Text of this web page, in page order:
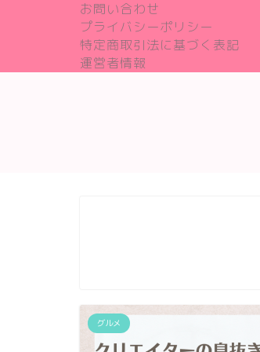
お問い合わせ
プライバシーポリシー
特定商取引法に基づく表記
運営者情報
グルメ